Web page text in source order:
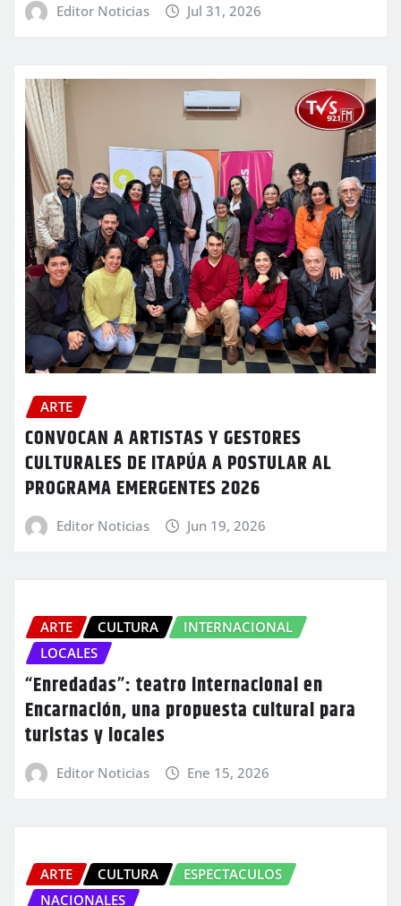
Editor Noticias Jul 31, 2026
ARTE
CONVOCAN A ARTISTAS Y GESTORES
CULTURALES DE ITAPÚA A POSTULAR AL
PROGRAMA EMERGENTES 2026
Editor Noticias Jun 19, 2026
ARTE CULTURA
INTERNACIONAL
LOCALES
“Enredadas”: teatro internacional en
Encarnación, una propuesta cultural para
turistas y locales
Editor Noticias Ene 15, 2026
ARTE CULTURA
ESPECTACULOS
NACIONALES